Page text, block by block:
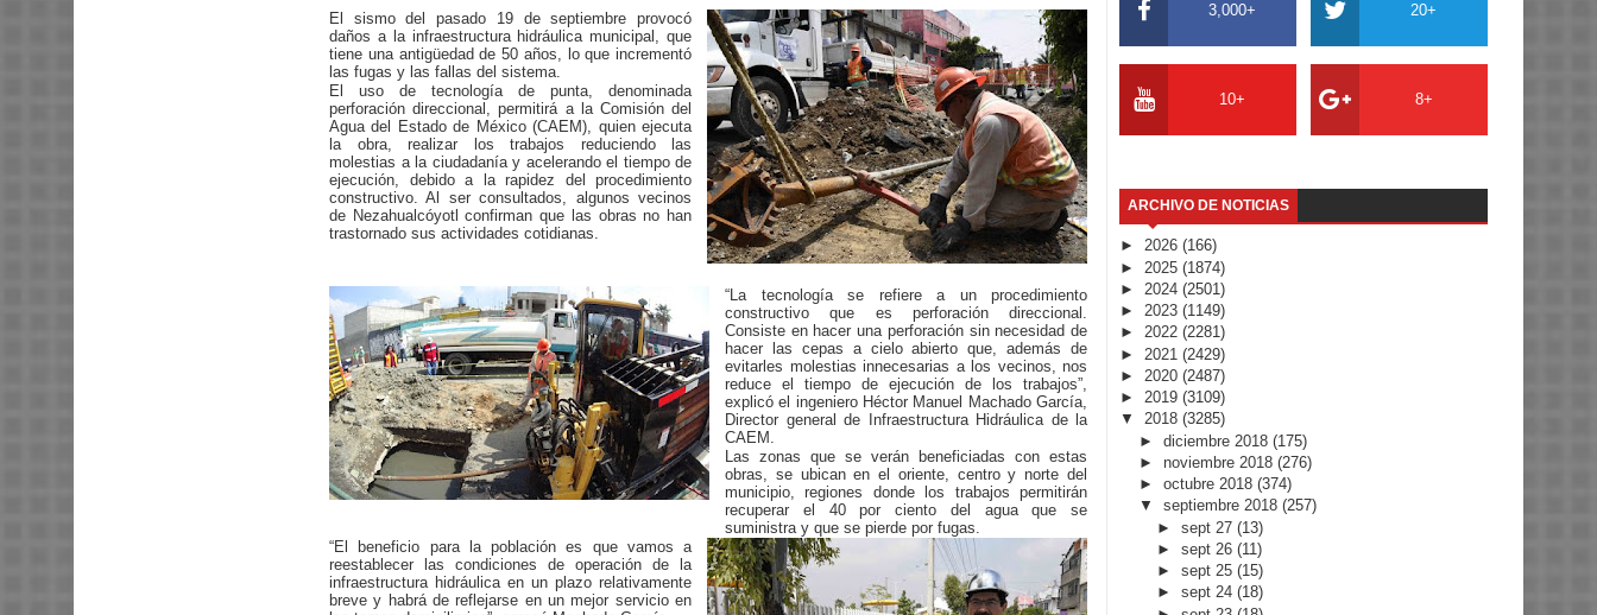
El sismo del pasado 19 de septiembre provocó
daños a la infraestructura hidráulica municipal, que
tiene una antigüedad de 50 años, lo que incrementó
las fugas y las fallas del sistema.
El uso de tecnología de punta, denominada
perforación direccional, permitirá a la Comisión del
Agua del Estado de México (CAEM), quien ejecuta
la obra, realizar los trabajos reduciendo las
molestias a la ciudadanía y acelerando el tiempo de
ejecución, debido a la rapidez del procedimiento
constructivo. Al ser consultados, algunos vecinos
de Nezahualcóyotl confirman que las obras no han
trastornado sus actividades cotidianas.
“La tecnología se refiere a un procedimiento
constructivo que es perforación direccional.
Consiste en hacer una perforación sin necesidad de
hacer las cepas a cielo abierto que, además de
evitarles molestias innecesarias a los vecinos, nos
reduce el tiempo de ejecución de los trabajos”,
explicó el ingeniero Héctor Manuel Machado García,
Director general de Infraestructura Hidráulica de la
CAEM.
Las zonas que se verán beneficiadas con estas
obras, se ubican en el oriente, centro y norte del
municipio, regiones donde los trabajos permitirán
recuperar el 40 por ciento del agua que se
suministra y que se pierde por fugas.
“El beneficio para la población es que vamos a
reestablecer las condiciones de operación de la
infraestructura hidráulica en un plazo relativamente
breve y habrá de reflejarse en un mejor servicio en
3,000+ 20+
10+ 8+
ARCHIVO DE NOTICIAS
► 2026 (166)
► 2025 (1874)
► 2024 (2501)
► 2023 (1149)
► 2022 (2281)
► 2021 (2429)
► 2020 (2487)
► 2019 (3109)
▼ 2018 (3285)
► diciembre 2018 (175)
► noviembre 2018 (276)
► octubre 2018 (374)
▼ septiembre 2018 (257)
►sept 27(13)
►sept 26(11)
►sept 25(15)
►sept 24(18)